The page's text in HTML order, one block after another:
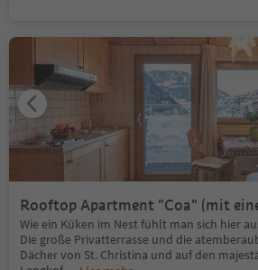
Rooftop Apartment "Coa" (mit
Dachterrasse)
Wie ein Küken im Nest fühlt man sich hier
Die große Privatterrasse und die
Dächer von St. Christina und auf den